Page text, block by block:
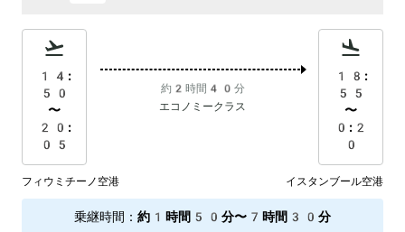
14:
50
〜
20:
05
約2時間40分
エコノミークラス
18:
55
〜
0:2
0
フィウミチーノ空港 イスタンブール空港
乗継時間 ： 約1時間50分〜7時間30分